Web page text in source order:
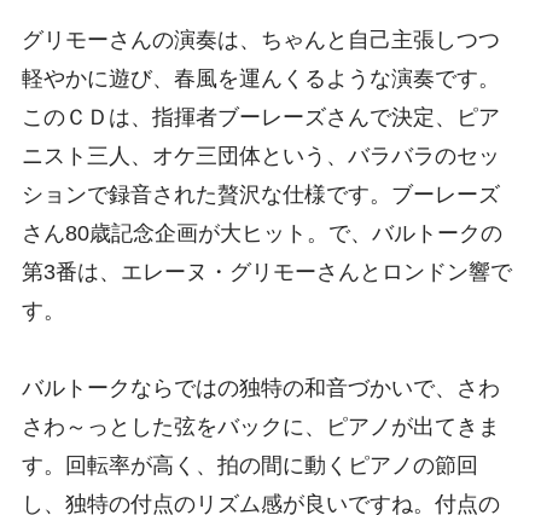
グリモーさんの演奏は、ちゃんと自己主張しつつ
軽やかに遊び、春風を運んくるような演奏です。
このＣＤは、指揮者ブーレーズさんで決定、ピア
ニスト三人、オケ三団体という、バラバラのセッ
ションで録音された贅沢な仕様です。ブーレーズ
さん80歳記念企画が大ヒット。で、バルトークの
第3番は、エレーヌ・グリモーさんとロンドン響で
す。
バルトークならではの独特の和音づかいで、さわ
さわ～っとした弦をバックに、ピアノが出てきま
す。回転率が高く、拍の間に動くピアノの節回
し、独特の付点のリズム感が良いですね。付点の